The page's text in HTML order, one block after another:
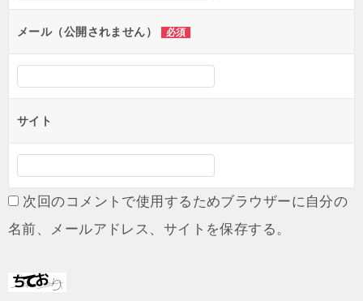
メール（公開されません） 必須
サイト
次回のコメントで使用するためブラウザーに自分の
名前、メールアドレス、サイトを保存する。